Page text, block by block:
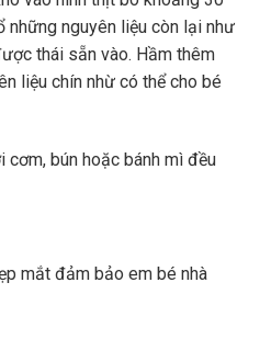
những nguyên liệu còn lại như
thái sẵn vào. Hầm thêm
liệu chín nhừ có thể cho bé
cơm, bún hoặc bánh mì đều
mắt đảm bảo em bé nhà